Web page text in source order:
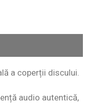
a coperții discului.
audio autentică,